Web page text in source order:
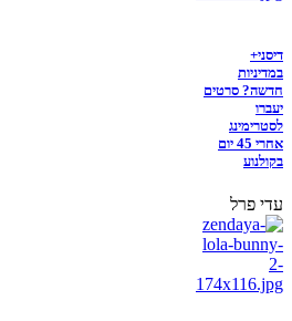
דיסני+
במדיניות
חדשה? סרטים
יעברו
לסטרימינג
אחרי 45 יום
בקולנוע
עדי פרל